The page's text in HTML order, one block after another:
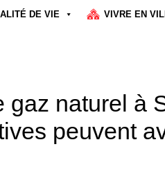
DE VIE VIVRE EN
gaz naturel à
peuvent